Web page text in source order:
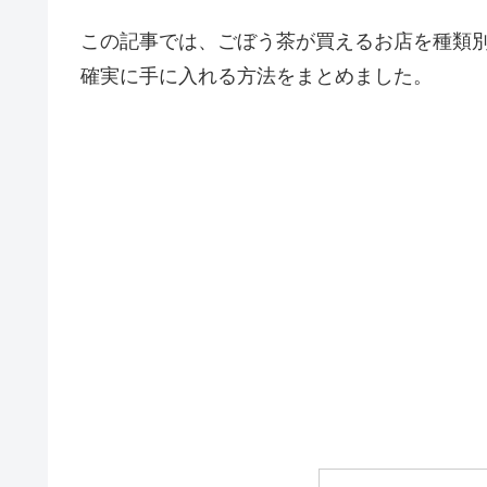
この記事では、ごぼう茶が買えるお店を種類
確実に手に入れる方法をまとめました。